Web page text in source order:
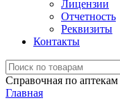
Лицензии
Отчетность
Реквизиты
Контакты
Справочная по аптекам
Главная